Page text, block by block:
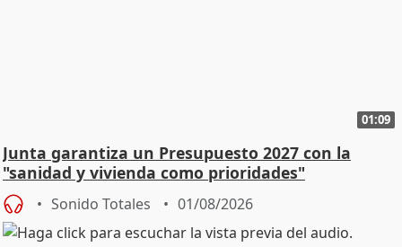
01:09
Junta garantiza un Presupuesto 2027 con la
"sanidad y vivienda como prioridades"
Sonido Totales 01/08/2026